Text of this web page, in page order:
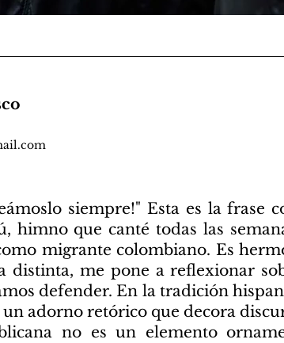
siempre!" Esta es la frase
himno que canté todas las
migrante colombiano. Es
distinta, me pone a reflexionar
defender. En la tradición
adorno retórico que decora
no es un elemento